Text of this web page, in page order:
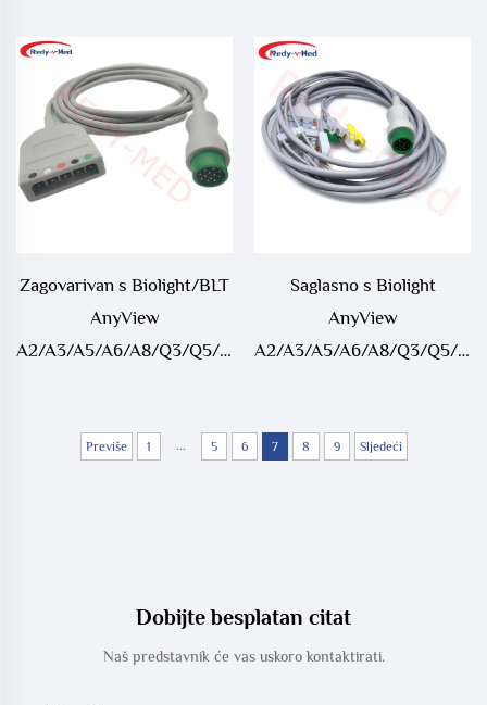
Zagovarivan s Biolight/BLT
AnyView
A2/A3/A5/A6/A8/Q3/Q5/Q7/V6
Saglasno s Biolight
AnyView
A2/A3/A5/A6/A8/Q3/Q5/
Previše 1 ... 5 6 7 8 9 Sljedeći
Dobijte besplatan citat
Naš predstavnik će vas uskoro kontaktirati.